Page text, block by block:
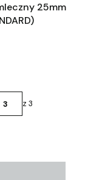
25mm
z produktami
z 3